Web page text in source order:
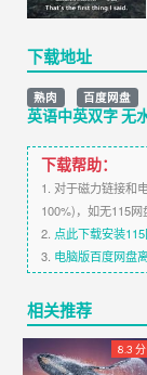
下载地址
熟肉 百度网盘
英语中英双字 无
下载帮助：
1. 对于磁力链接和
100%)，如无115
2. 点此下载安装
3. 电脑版百度网盘
相关推荐
8.3 分